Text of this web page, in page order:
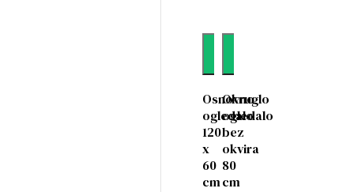
Osnovno
ogledalo
120
x
60
cm
Okruglo
ogledalo
bez
okvira
80
cm